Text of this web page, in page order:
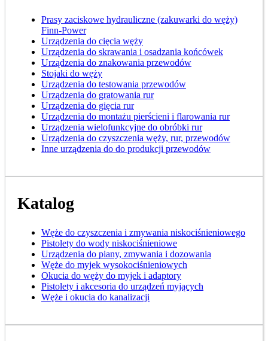
Prasy zaciskowe hydrauliczne (zakuwarki do węży)
Finn-Power
Urządzenia do cięcia węży
Urządzenia do skrawania i osadzania końcówek
Urządzenia do znakowania przewodów
Stojaki do węży
Urządzenia do testowania przewodów
Urządzenia do gratowania rur
Urządzenia do gięcia rur
Urządzenia do montażu pierścieni i flarowania rur
Urządzenia wielofunkcyjne do obróbki rur
Urządzenia do czyszczenia węży, rur, przewodów
Inne urządzenia do do produkcji przewodów
Katalog
Węże do czyszczenia i zmywania niskociśnieniowego
Pistolety do wody niskociśnieniowe
Urządzenia do piany, zmywania i dozowania
Węże do myjek wysokociśnieniowych
Okucia do węży do myjek i adaptory
Pistolety i akcesoria do urządzeń myjących
Węże i okucia do kanalizacji